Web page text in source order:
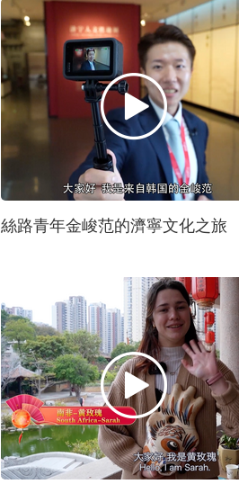
絲路青年金峻范的濟寧文化之旅